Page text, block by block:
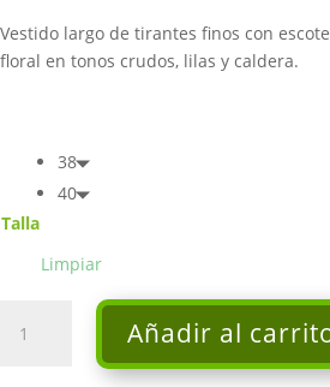
era:
109,00€.
es:
54,50€.
Vestido largo de tirantes finos con
floral en tonos crudos, lilas y caldera.
Talla
38
40
Limpiar
ERAM
Añadir al